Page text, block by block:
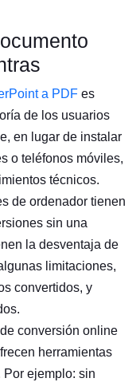
a PDF es
de los usuarios
en lugar de instalar
o teléfonos móviles,
técnicos.
de ordenador tienen
sin una
la desventaja de
limitaciones,
convertidos, y
conversión online
herramientas
ejemplo: sin